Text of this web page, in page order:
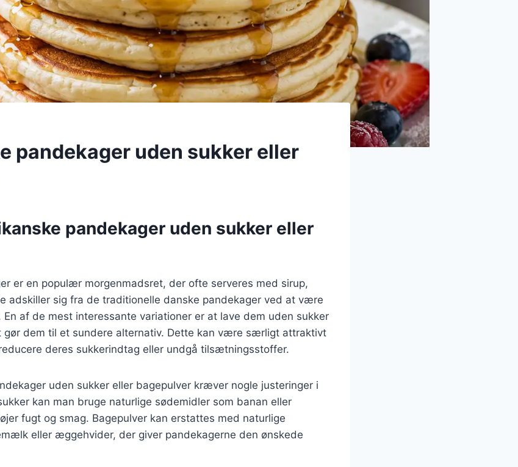
pandekager uden sukker eller
pandekager uden sukker eller
er en populær morgenmadsret, der ofte serveres med sirup,
adskiller sig fra de traditionelle danske pandekager ved at være
af de mest interessante variationer er at lave dem uden sukker
gør dem til et sundere alternativ. Dette kan være særligt attraktivt
deres sukkerindtag eller undgå tilsætningsstoffer.
uden sukker eller bagepulver kræver nogle justeringer i
kan man bruge naturlige sødemidler som banan eller
fugt og smag. Bagepulver kan erstattes med naturlige
eller æggehvider, der giver pandekagerne den ønskede